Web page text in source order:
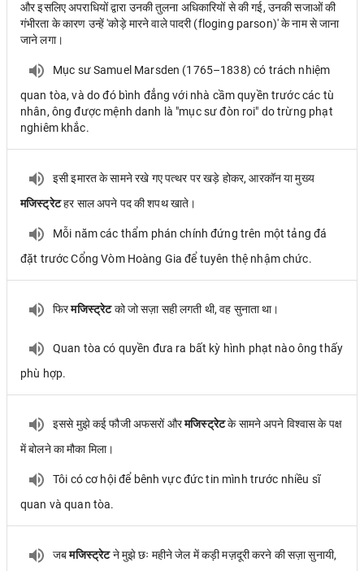
और इसलिए अपराधियों द्वारा उनकी तुलना अधिकारियों से की गई, उनकी सजाओं की
गंभीरता के कारण उन्हें 'कोड़े मारने वाले पादरी (floging parson)' के नाम से जाना
जाने लगा।
Mục sư Samuel Marsden (1765–1838) có trách nhiệm
quan tòa, và do đó bình đẳng với nhà cầm quyền trước các tù
nhân, ông được mệnh danh là "mục sư đòn roi" do trừng phạt
nghiêm khắc.
इसी इमारत के सामने रखे गए पत्थर पर खड़े होकर, आरकॉन या मुख्य
मजिस्ट्रेटहर साल अपने पद की शपथ खाते।
Mỗi năm các thẩm phán chính đứng trên một tảng đá
đặt trước Cổng Vòm Hoàng Gia để tuyên thệ nhậm chức.
फिरमजिस्ट्रेटको जो सज़ा सही लगती थी, वह सुनाता था।
Quan tòa có quyền đưa ra bất kỳ hình phạt nào ông thấy
phù hợp.
इससे मुझे कई फौजी अफसरों औरमजिस्ट्रेटके सामने अपने विश्वास के पक्ष
में बोलने का मौका मिला।
Tôi có cơ hội để bênh vực đức tin mình trước nhiều sĩ
quan và quan tòa.
जबमजिस्ट्रेटने मुझे छः महीने जेल में कड़ी मज़दूरी करने की सज़ा सुनायी,